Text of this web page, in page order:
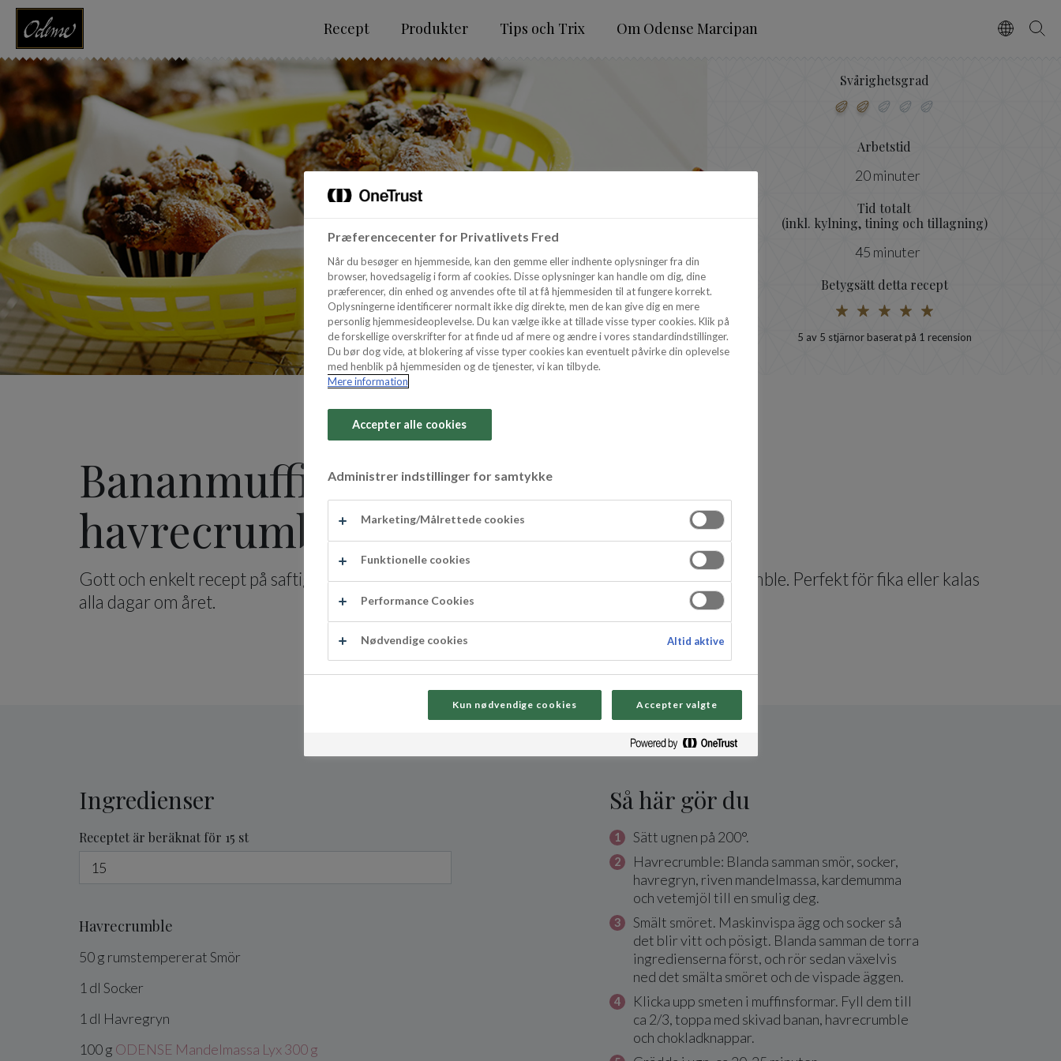
Recept Produkter Tips och Trix Om Odense Marcipan VælgSøg
Svårighetsgrad
Arbetstid
20 minuter
Tid totalt
(inkl. kylning, tining och tillagning)
45 minuter
Betygsätt detta recept
5 av 5 stjärnor baserat på 1 recension
Bananmuffins med choklad och
havrecrumble
Gott och enkelt recept på saftiga bananmuffins med choklad, toppade med härlig havrecrumble. Perfekt för fika eller kalas
alla dagar om året.
Ingredienser
Receptet är beräknat för 15 st
Havrecrumble
50g rumstempereratSmör
1 dl Socker
1 dl Havregryn
100g ODENSE Mandelmassa Lyx 300 g
Så här gör du
Sätt ugnen på 200°.
Havrecrumble: Blanda samman smör, socker,
havregryn, riven mandelmassa, kardemumma
och vetemjöl till en smulig deg.
Smält smöret. Maskinvispa ägg och socker så
det blir vitt och pösigt. Blanda samman de torra
ingredienserna först, och rör sedan växelvis
ned det smälta smöret och de vispade äggen.
Klicka upp smeten i muffinsformar. Fyll dem till
ca 2/3, toppa med skivad banan, havrecrumble
och chokladknappar.
Præferencecenter for Privatlivets Fred
Når du besøger en hjemmeside, kan den gemme eller indhente oplysninger fra din
browser, hovedsagelig i form af cookies. Disse oplysninger kan handle om dig, dine
præferencer, din enhed og anvendes ofte til at få hjemmesiden til at fungere korrekt.
Oplysningerne identificerer normalt ikke dig direkte, men de kan give dig en mere
personlig hjemmesideoplevelse. Du kan vælge ikke at tillade visse typer cookies. Klik på
de forskellige overskrifter for at finde ud af mere og ændre i vores standardindstillinger.
Du bør dog vide, at blokering af visse typer cookies kan eventuelt påvirke din oplevelse
med henblik på hjemmesiden og de tjenester, vi kan tilbyde.
Mere information
Accepter alle cookies
Administrer indstillinger for samtykke
Marketing/Målrettede cookies
Funktionelle cookies
Performance Cookies
Nødvendige cookies Altid aktive
Kun nødvendige cookies Accepter valgte